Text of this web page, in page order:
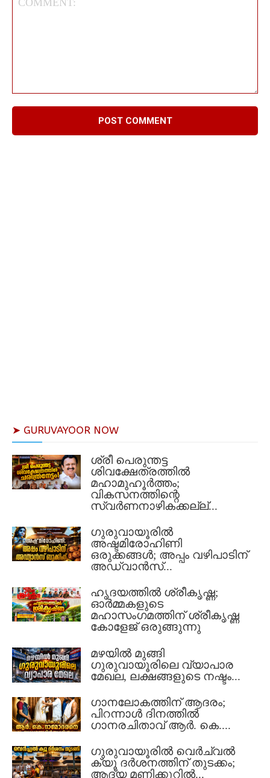
➤ GURUVAYOOR NOW
ശ്രീ പെരുന്തട്ട
ശിവക്ഷേത്രത്തിൽ
മഹാമുഹൂർത്തം;
വികസനത്തിന്റെ
സ്വർണനാഴികക്കല്ല്...
ഗുരുവായൂരിൽ
അഷ്ടമിരോഹിണി
ഒരുക്കങ്ങൾ; അപ്പം വഴിപാടിന്
അഡ്വാൻസ്...
ഹൃദയത്തിൽ ശ്രീകൃഷ്ണ;
ഓർമ്മകളുടെ
മഹാസംഗമത്തിന് ശ്രീകൃഷ്ണ
കോളേജ് ഒരുങ്ങുന്നു
മഴയിൽ മുങ്ങി
ഗുരുവായൂരിലെ വ്യാപാര
മേഖല, ലക്ഷങ്ങളുടെ നഷ്ടം...
ഗാനലോകത്തിന് ആദരം;
പിറന്നാൾ ദിനത്തിൽ
ഗാനരചിതാവ് ആർ. കെ....
ഗുരുവായൂരിൽ വെർച്വൽ
ക്യൂ ദർശനത്തിന് തുടക്കം;
ആദ്യ മണിക്കൂറിൽ...